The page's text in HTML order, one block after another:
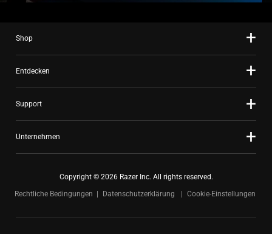
Shop
Entdecken
Support
Unternehmen
Copyright © 2026 Razer Inc. All rights reserved.
Rechtliche Bedingungen
Datenschutzerklärung Cookie-Einstellungen